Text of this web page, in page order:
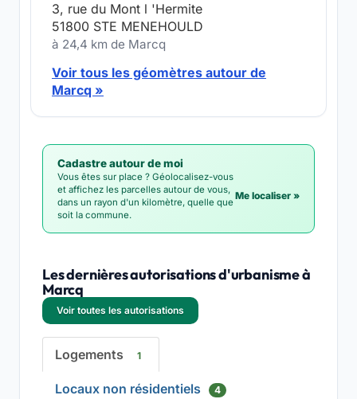
3, rue du Mont l 'Hermite
51800 STE MENEHOULD
à 24,4 km de Marcq
Voir tous les géomètres autour de
Marcq »
Cadastre autour de moi
Vous êtes sur place ? Géolocalisez-vous
et affichez les parcelles autour de vous,
dans un rayon d'un kilomètre, quelle que
soit la commune.
Me localiser »
Les dernières autorisations d'urbanisme à
Marcq
Voir toutes les autorisations
Logements 1
Locaux non résidentiels 4